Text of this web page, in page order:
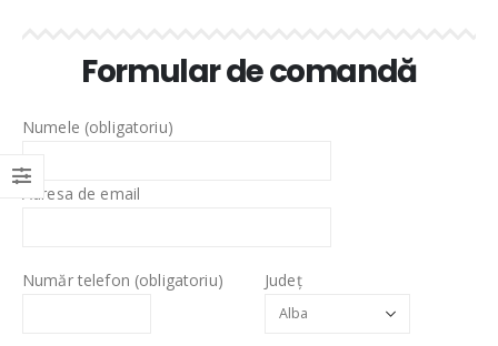
Formular de comandă
Numele (obligatoriu)
Adresa de email
Număr telefon (obligatoriu) Județ